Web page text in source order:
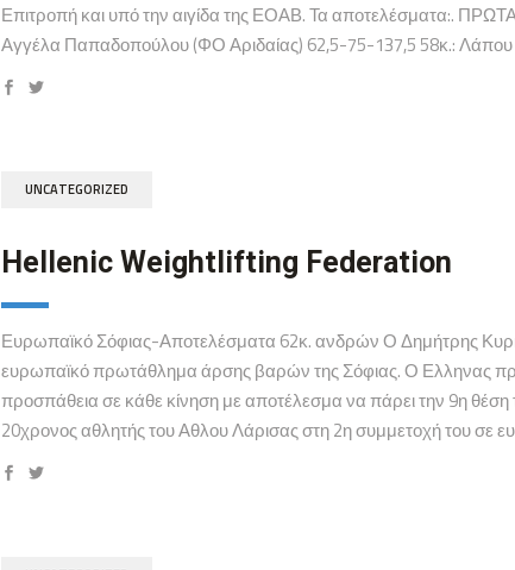
Επιτροπή και υπό την αιγίδα της ΕΟΑΒ. Τα αποτελέσματα:.
Αγγέλα Παπαδοπούλου (ΦΟ Αριδαίας) 62,5-75-137,5 58κ.: Λάπου
UNCATEGORIZED
Hellenic Weightlifting Federation
Ευρωπαϊκό Σόφιας-Αποτελέσματα 62κ. ανδρών Ο Δημήτρης
ευρωπαϊκό πρωτάθλημα άρσης βαρών της Σόφιας. Ο Ελληνας
προσπάθεια σε κάθε κίνηση με αποτέλεσμα να πάρει την 9η
20χρονος αθλητής του Αθλου Λάρισας στη 2η συμμετοχή του σε